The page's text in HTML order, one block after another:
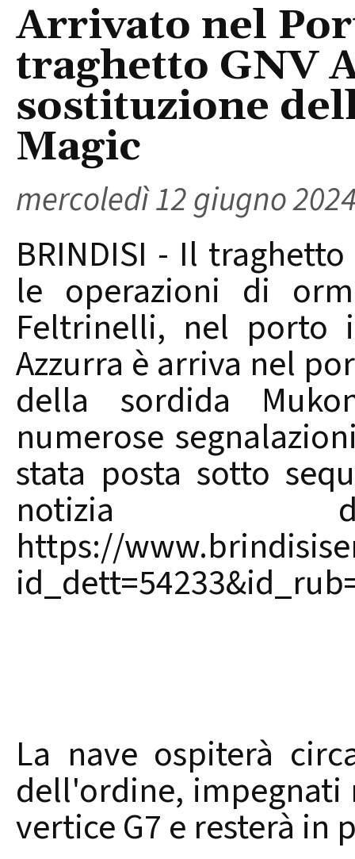
Arrivato nel
traghetto GNV
sostituzione
Magic
mercoledì 12 giugno
BRINDISI - Il
le operazioni di
Feltrinelli, nel porto
Azzurra è arriva nel
della sordida
numerose
stata posta sotto
notizia
https://
La nave ospiterà
dell'ordine, impegnati
vertice G7 e resterà in